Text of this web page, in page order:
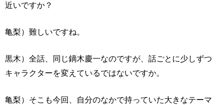
近いですか？
亀梨）難しいですね。
黒木）全話、同じ鏑木慶一なのですが、話ごとに少しずつ
キャラクターを変えているではないですか。
亀梨）そこも今回、自分のなかで持っていた大きなテーマ